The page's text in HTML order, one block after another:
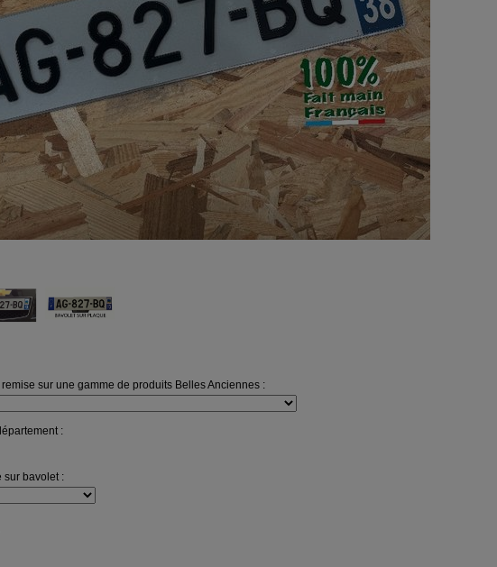
sur une gamme de produits Belles Anciennes :
:
sur bavolet :